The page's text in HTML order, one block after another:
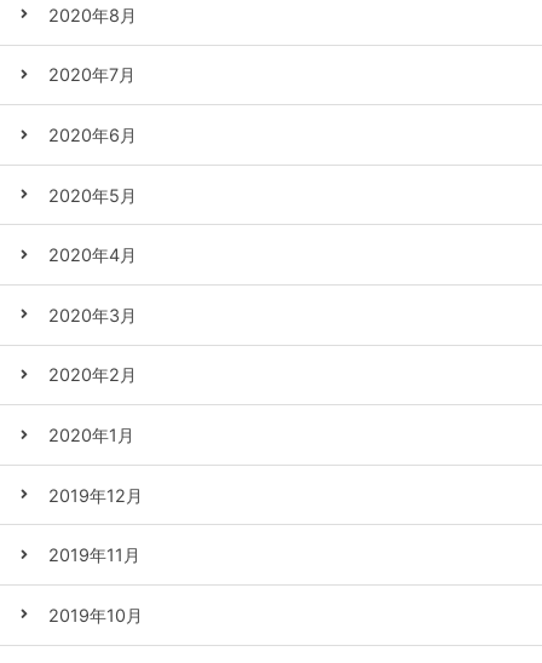
2020年8月
2020年7月
2020年6月
2020年5月
2020年4月
2020年3月
2020年2月
2020年1月
2019年12月
2019年11月
2019年10月